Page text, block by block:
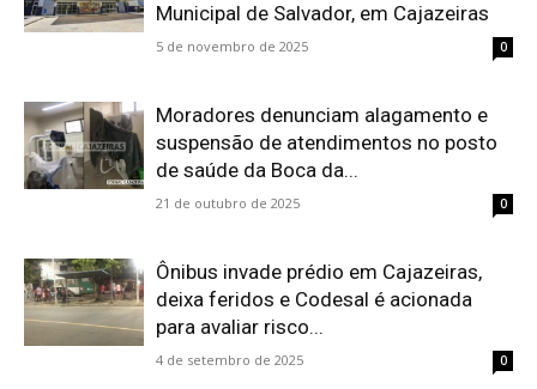
Municipal de Salvador, em Cajazeiras
5 de novembro de 2025 0
Moradores denunciam alagamento e
suspensão de atendimentos no posto
de saúde da Boca da...
21 de outubro de 2025 0
Ônibus invade prédio em Cajazeiras,
deixa feridos e Codesal é acionada
para avaliar risco...
4 de setembro de 2025 0